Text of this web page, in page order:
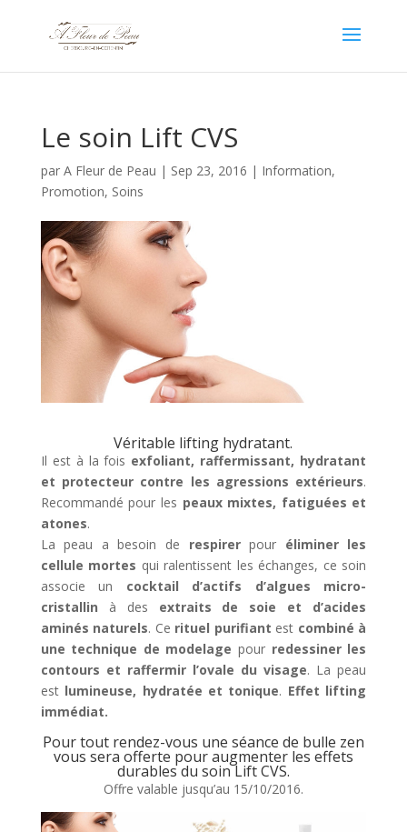
Le soin Lift CVS
par A Fleur de Peau | Sep 23, 2016 | Information,
Promotion, Soins
Véritable lifting hydratant.
Il est à la fois exfoliant, raffermissant, hydratant
et protecteur contre les agressions extérieurs.
Recommandé pour les peaux mixtes, fatiguées et
atones.
La peau a besoin de respirerpour éliminer les
cellule mortes qui ralentissent les échanges, ce soin
associe un cocktail d’actifs d’algues micro-
cristallin à des extraits de soie et d’acides
aminés naturels. Ce rituel purifiant est combiné à
une technique de modelage pour redessiner les
contours et raffermir l’ovale du visage. La peau
est lumineuse, hydratée et tonique. Effet lifting
immédiat.
Pour tout rendez-vous une séance de bulle zen
vous sera offerte pour augmenter les effets
durables du soin Lift CVS.
Offre valable jusqu’au 15/10/2016.